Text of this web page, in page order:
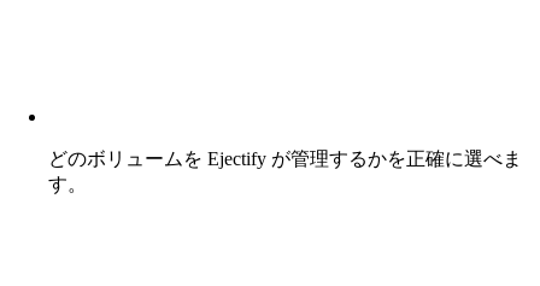
どのボリュームを Ejectify が管理するかを正確に選べま
す。